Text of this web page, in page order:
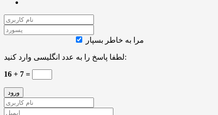
مرا به خاطر بسپار
لطفا پاسخ را به عدد انگلیسی وارد کنید:
16 + 7 =